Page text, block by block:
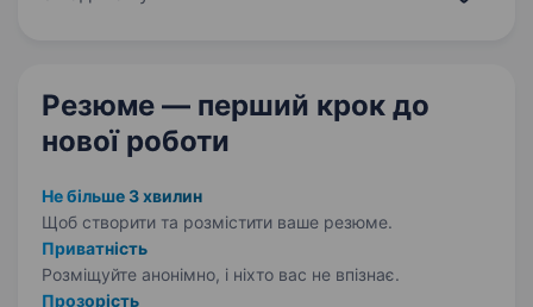
Резюме — перший крок до
нової роботи
Не більше 3 хвилин
Щоб створити та розмістити ваше резюме.
Приватність
Розміщуйте анонімно, і ніхто вас не впізнає.
Прозорість